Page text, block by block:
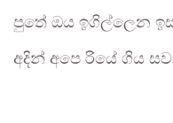
පුතේ ඔය ඉගිල්ලෙන
අදින් අපෙ රියේ ගිය